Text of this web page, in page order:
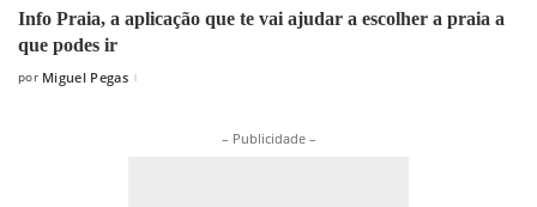
Info Praia, a aplicação que te vai ajudar a escolher a praia a
que podes ir
Posted
por Miguel Pegas
– Publicidade –